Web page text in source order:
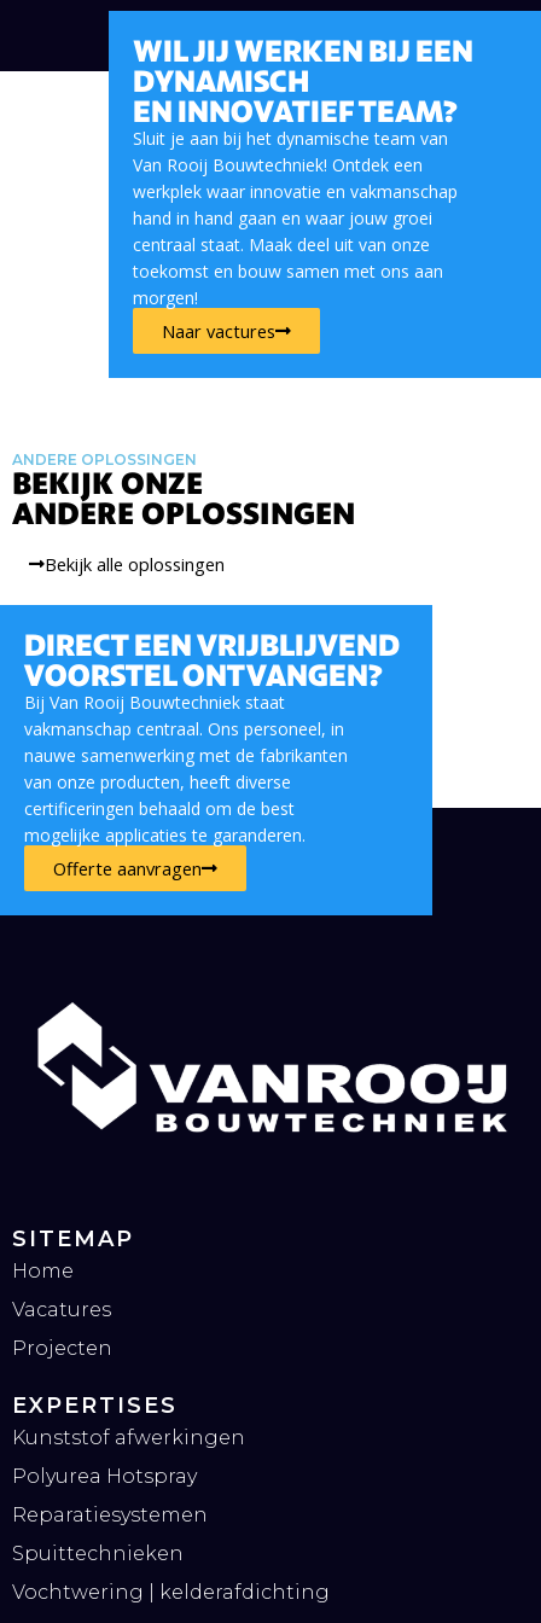
WIL JIJ WERKEN BIJ EEN
DYNAMISCH
EN INNOVATIEF TEAM?
Sluit je aan bij het dynamische team van
Van Rooij Bouwtechniek! Ontdek een
werkplek waar innovatie en vakmanschap
hand in hand gaan en waar jouw groei
centraal staat. Maak deel uit van onze
toekomst en bouw samen met ons aan
morgen!
Naar vactures
ANDERE OPLOSSINGEN
BEKIJK ONZE
ANDERE OPLOSSINGEN
Bekijk alle oplossingen
DIRECT EEN VRIJBLIJVEND
VOORSTEL ONTVANGEN?
Bij Van Rooij Bouwtechniek staat
vakmanschap centraal. Ons personeel, in
nauwe samenwerking met de fabrikanten
van onze producten, heeft diverse
certificeringen behaald om de best
mogelijke applicaties te garanderen.
Offerte aanvragen
SITEMAP
Home
Vacatures
Projecten
EXPERTISES
Kunststof afwerkingen
Polyurea Hotspray
Reparatiesystemen
Spuittechnieken
Vochtwering | kelderafdichting